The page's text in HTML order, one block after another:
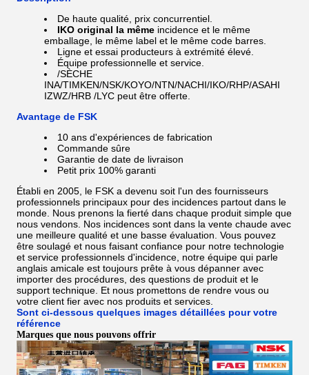
De haute qualité, prix concurrentiel.
IKO original la même incidence et le même
emballage, le même label et le même code barres.
Ligne et essai producteurs à extrémité élevé.
Équipe professionnelle et service.
/SÈCHE
INA/TIMKEN/NSK/KOYO/NTN/NACHI/IKO/RHP/ASAHI
IZWZ/HRB /LYC peut être offerte.
Avantage de FSK
10 ans d'expériences de fabrication
Commande sûre
Garantie de date de livraison
Petit prix 100% garanti
Établi en 2005, le FSK a devenu soit l'un des fournisseurs
professionnels principaux pour des incidences partout dans le
monde. Nous prenons la fierté dans chaque produit simple que
nous vendons. Nos incidences sont dans la vente chaude avec
une meilleure qualité et une basse évaluation. Vous pouvez
être soulagé et nous faisant confiance pour notre technologie
et service professionnels d'incidence, notre équipe qui parle
anglais amicale est toujours prête à vous dépanner avec
importer des procédures, des questions de produit et le
support technique. Et nous promettons de rendre vous ou
votre client fier avec nos produits et services.
Sont ci-dessous quelques images détaillées pour votre
référence
Marques que nous pouvons offrir